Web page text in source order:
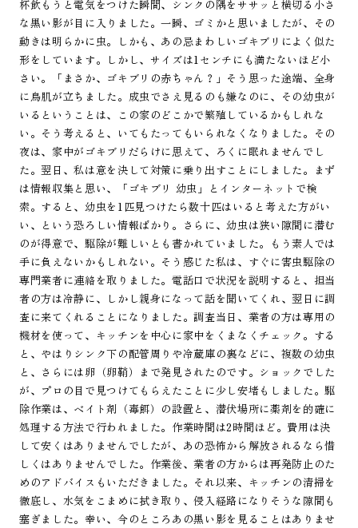
杯飲もうと電気をつけた瞬間、シンクの隅をササッと横切る小さ
な黒い影が目に入りました。一瞬、ゴミかと思いましたが、その
動きは明らかに虫。しかも、あの忌まわしいゴキブリによく似た
形をしています。しかし、サイズは1センチにも満たないほど小
さい。「まさか、ゴキブリの赤ちゃん？」そう思った途端、全身
に鳥肌が立ちました。成虫でさえ見るのも嫌なのに、その幼虫が
いるということは、この家のどこかで繁殖しているかもしれな
い。そう考えると、いてもたってもいられなくなりました。その
夜は、家中がゴキブリだらけに思えて、ろくに眠れませんでし
た。翌日、私は意を決して対策に乗り出すことにしました。まず
は情報収集と思い、「ゴキブリ 幼虫」とインターネットで検
索。すると、幼虫を1匹見つけたら数十匹はいると考えた方がい
い、という恐ろしい情報ばかり。さらに、幼虫は狭い隙間に潜む
のが得意で、駆除が難しいとも書かれていました。もう素人では
手に負えないかもしれない。そう感じた私は、すぐに害虫駆除の
専門業者に連絡を取りました。電話口で状況を説明すると、担当
者の方は冷静に、しかし親身になって話を聞いてくれ、翌日に調
査に来てくれることになりました。調査当日、業者の方は専用の
機材を使って、キッチンを中心に家中をくまなくチェック。する
と、やはりシンク下の配管周りや冷蔵庫の裏などに、複数の幼虫
と、さらには卵（卵鞘）まで発見されたのです。ショックでした
が、プロの目で見つけてもらえたことに少し安堵もしました。駆
除作業は、ベイト剤（毒餌）の設置と、潜伏場所に薬剤を的確に
処理する方法で行われました。作業時間は2時間ほど。費用は決
して安くはありませんでしたが、あの恐怖から解放されるなら惜
しくはありませんでした。作業後、業者の方からは再発防止のた
めのアドバイスもいただきました。それ以来、キッチンの清掃を
徹底し、水気をこまめに拭き取り、侵入経路になりそうな隙間も
塞ぎました。幸い、今のところあの黒い影を見ることはありませ